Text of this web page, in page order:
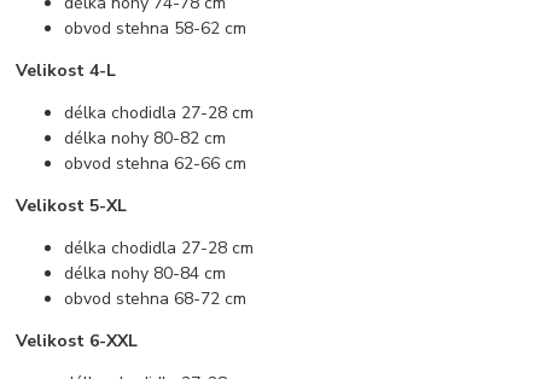
obvod stehna 58-62 cm
Velikost 4-L
délka chodidla 27-28 cm
délka nohy 80-82 cm
obvod stehna 62-66 cm
Velikost 5-XL
délka chodidla 27-28 cm
délka nohy 80-84 cm
obvod stehna 68-72 cm
Velikost 6-XXL